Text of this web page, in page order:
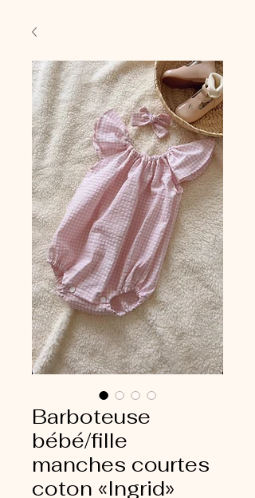
Barboteuse
bébé/fille
manches courtes
coton «Ingrid»